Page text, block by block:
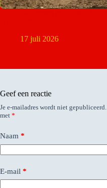
17 juli 2026
Geef een reactie
Je e-mailadres wordt niet gepubliceerd.
met *
Naam *
E-mail *